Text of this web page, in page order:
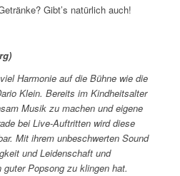
Gibt’s natürlich auch!
Harmonie auf die Bühne wie die
Klein. Bereits im Kindheitsalter
Musik zu machen und eigene
bei Live-Auftritten wird diese
Mit ihrem unbeschwerten Sound
und Leidenschaft und
Popsong zu klingen hat.